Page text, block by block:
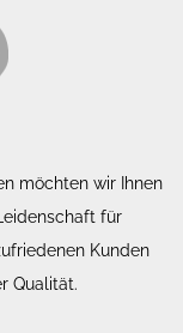
möchten wir Ihnen
für
Kunden
Qualität.